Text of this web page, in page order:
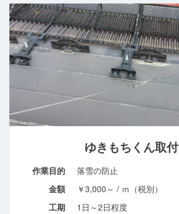
ゆきもちくん取付
作業目的
落雪の防止
金額
￥3,000～ / ｍ（税別）
工期
1日～2日程度